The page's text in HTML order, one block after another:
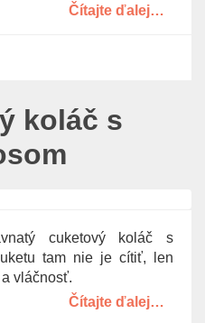
Čítajte ďalej…
koláč s
cuketový koláč s
tam nie je cítiť, len
vláčnosť.
Čítajte ďalej…